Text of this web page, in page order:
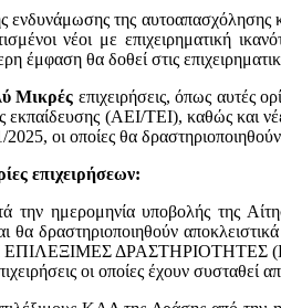
της αυτοαπασχόλησης
νέοι με επιχειρηματική
θα δοθεί στις
Μικρές επιχειρήσεις, όπως αυτές
εκπαίδευσης (ΑΕΙ/ΤΕΙ), καθώς και
οι οποίες θα
επιχειρήσεων:
ημερομηνία υποβολής της
θα δραστηριοποιηθούν
II EΠΙΛΕΞΙΜΕΣ ΔΡΑΣΤΗΡΙΟΤΗΤΕΣ
οι οποίες έχουν